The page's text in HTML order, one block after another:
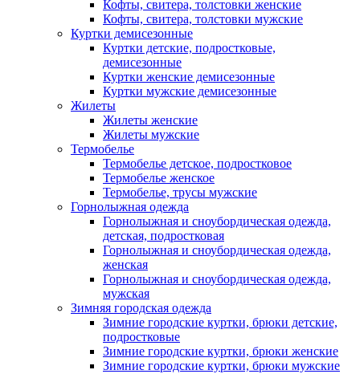
Кофты, свитера, толстовки женские
Кофты, свитера, толстовки мужские
Куртки демисезонные
Куртки детские, подростковые,
демисезонные
Куртки женские демисезонные
Куртки мужские демисезонные
Жилеты
Жилеты женские
Жилеты мужские
Термобелье
Термобелье детское, подростковое
Термобелье женское
Термобелье, трусы мужские
Горнолыжная одежда
Горнолыжная и сноубордическая одежда,
детская, подростковая
Горнолыжная и сноубордическая одежда,
женская
Горнолыжная и сноубордическая одежда,
мужская
Зимняя городская одежда
Зимние городские куртки, брюки детские,
подростковые
Зимние городские куртки, брюки женские
Зимние городские куртки, брюки мужские